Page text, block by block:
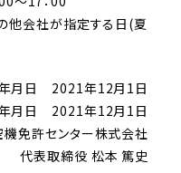
の他会社が指定する日(夏
月日 2021年12月1日
月日 2021年12月1日
免許センター株式会社
代表取締役 松本 篤史